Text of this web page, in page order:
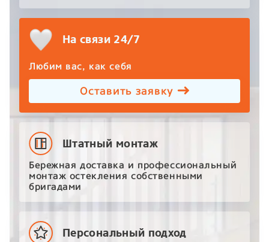
На связи 24/7
Любим вас, как себя
Оставить заявку
Штатный монтаж
Бережная доставка и профессиональный
монтаж остекления собственными
бригадами
Персональный подход